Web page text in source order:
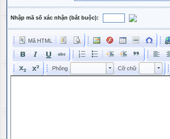
Nhập mã số xác nhận (bắt buộc):
Mã HTML
Phông Cỡ chữ Kích cỡ